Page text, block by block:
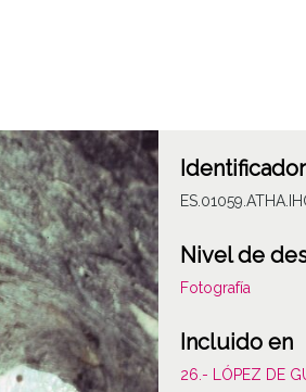
Identificador
Nivel de
Fotografía
Incluido en
26.- LÓPEZ DE